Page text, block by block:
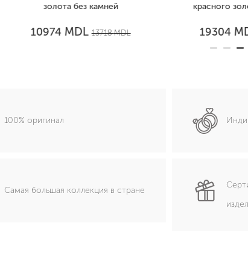
золота без камней
MDL 13718MDL
красного золота без
MDL 24130
100% оригинал
Самая большая коллекция в стране